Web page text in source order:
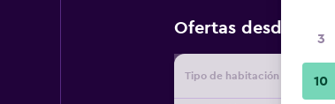
Ofertas desde
Tipo de habitación
3
10